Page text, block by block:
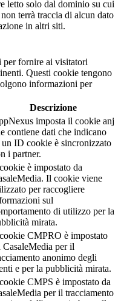
letto solo dal dominio su cui
terrà traccia di alcun dato
in altri siti.
fornire ai visitatori
Questi cookie tengono
informazioni per
Descrizione
imposta il cookie anj
contiene dati che indicano
un ID cookie è sincronizzato
i partner.
è impostato da
Il cookie viene
per raccogliere
sul
di utilizzo per la
mirata.
CMPRO è impostato
CasaleMedia per il
anonimo degli
e per la pubblicità mirata.
CMPS è impostato da
per il tracciamento